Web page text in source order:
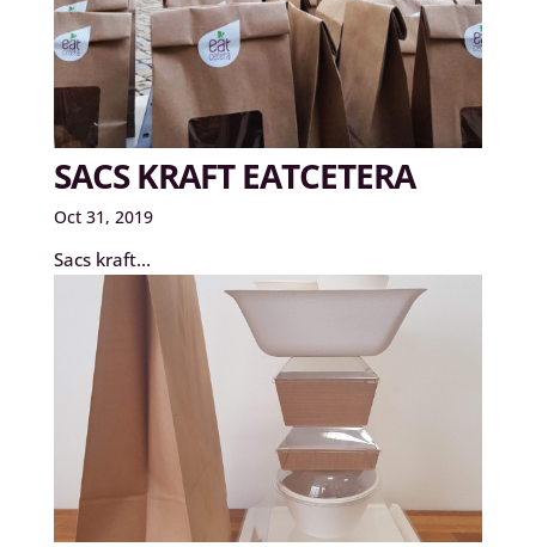
SACS KRAFT EATCETERA
Oct 31, 2019
Sacs kraft...